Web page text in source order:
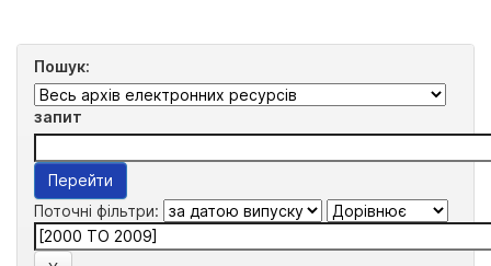
Пошук:
запит
Поточні фільтри: